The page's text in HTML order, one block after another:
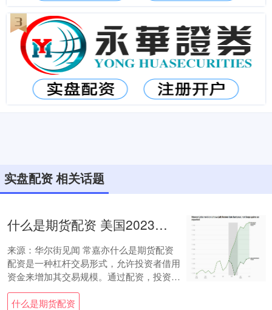
实盘配资 相关话题
什么是期货配资 美国2023年就业增长可能是假的？加州已经爆出大雷！
来源：华尔街见闻 常嘉亦什么是期货配资
配资是一种杠杆交易形式，允许投资者借用
资金来增加其交易规模。通过配资，投资者
可以放大其潜在利润，但也增加了其风险。
美国....
什么是期货配资